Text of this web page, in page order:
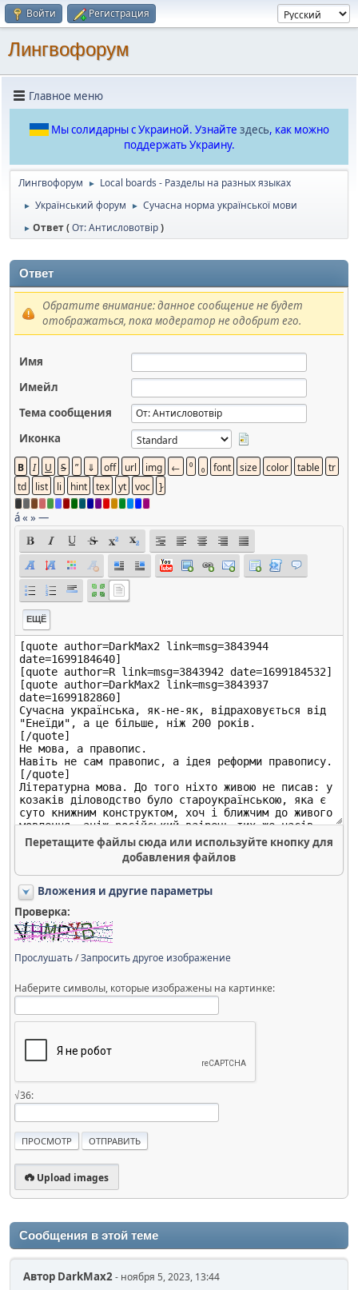
Войти Регистрация
Лингвофорум
Главное меню
Мы солидарны с Украиной. Узнайте здесь, как можно
поддержать Украину.
Лингвофорум ► Local boards - Разделы на разных языках
► Український форум ► Сучасна норма української мови
► Ответ (От: Антисловотвір)
Ответ
Обратите внимание: данное сообщение не будет
отображаться, пока модератор не одобрит его.
Имя
Имейл
Тема сообщения
Иконка
á« »—
ЕЩЁ
Перетащите файлы сюда или используйте кнопку для
добавления файлов
Вложения и другие параметры
Проверка:
Прослушать/Запросить другое изображение
Наберите символы, которые изображены на картинке:
√36:
Upload images
Сообщения в этой теме
Автор DarkMax2- ноября 5, 2023, 13:44